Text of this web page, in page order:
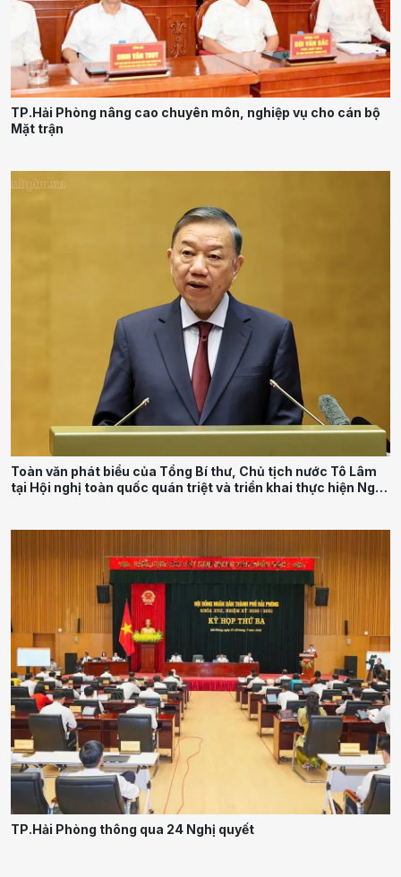
TP.Hải Phòng nâng cao chuyên môn, nghiệp vụ cho cán bộ
Mặt trận
Toàn văn phát biểu của Tổng Bí thư, Chủ tịch nước Tô Lâm
tại Hội nghị toàn quốc quán triệt và triển khai thực hiện Nghị
TP.Hải Phòng thông qua 24 Nghị quyết